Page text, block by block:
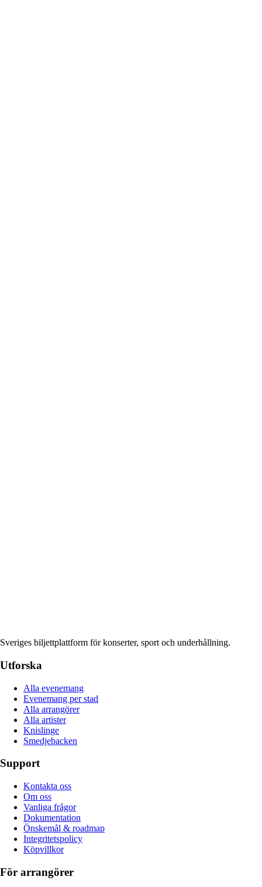
Sveriges biljettplattform för konserter, sport och underhållning.
Utforska
Alla evenemang
Evenemang per stad
Alla arrangörer
Alla artister
Knislinge
Smedjebacken
Support
Kontakta oss
Om oss
Vanliga frågor
Dokumentation
Önskemål & roadmap
Integritetspolicy
Köpvillkor
För arrangörer